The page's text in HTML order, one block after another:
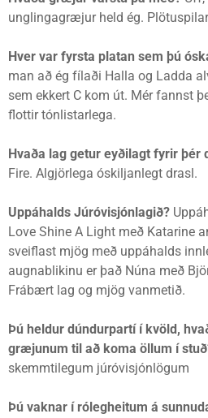
unglingagræjur held ég.
Hver var fyrsta platan sem þú
man að ég fílaði Halla og Ladda
sem ekkert C kom út. Mér fannst
flottir tónlistarlega.
Hvaða lag getur eyðilagt fyrir þér
Fire. Algjörlega óskiljanlegt drasl.
Uppáhalds Júróvisjónlagið?
Love Shine A Light með Katarine
sveiflast mjög með uppáhalds
augnablikinu er það Núna með
Frábært lag og mjög vanmetið.
Þú heldur dúndurpartí í kvöld,
græjunum til að koma öllum í
skemmtilegum júróvisjónlögum
Þú vaknar í rólegheitum á